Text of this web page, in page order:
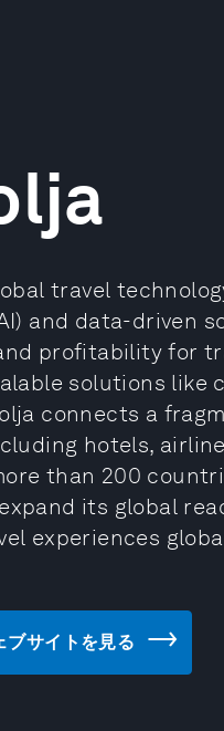
travel
and data-driven
profitability for
solutions
connects a
hotels,
than 200
its global
experiences
ブサイトを見る